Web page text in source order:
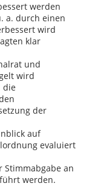
werden
a. durch einen
wird
klar
und
wird
die
der
auf
evaluiert
an
werden.